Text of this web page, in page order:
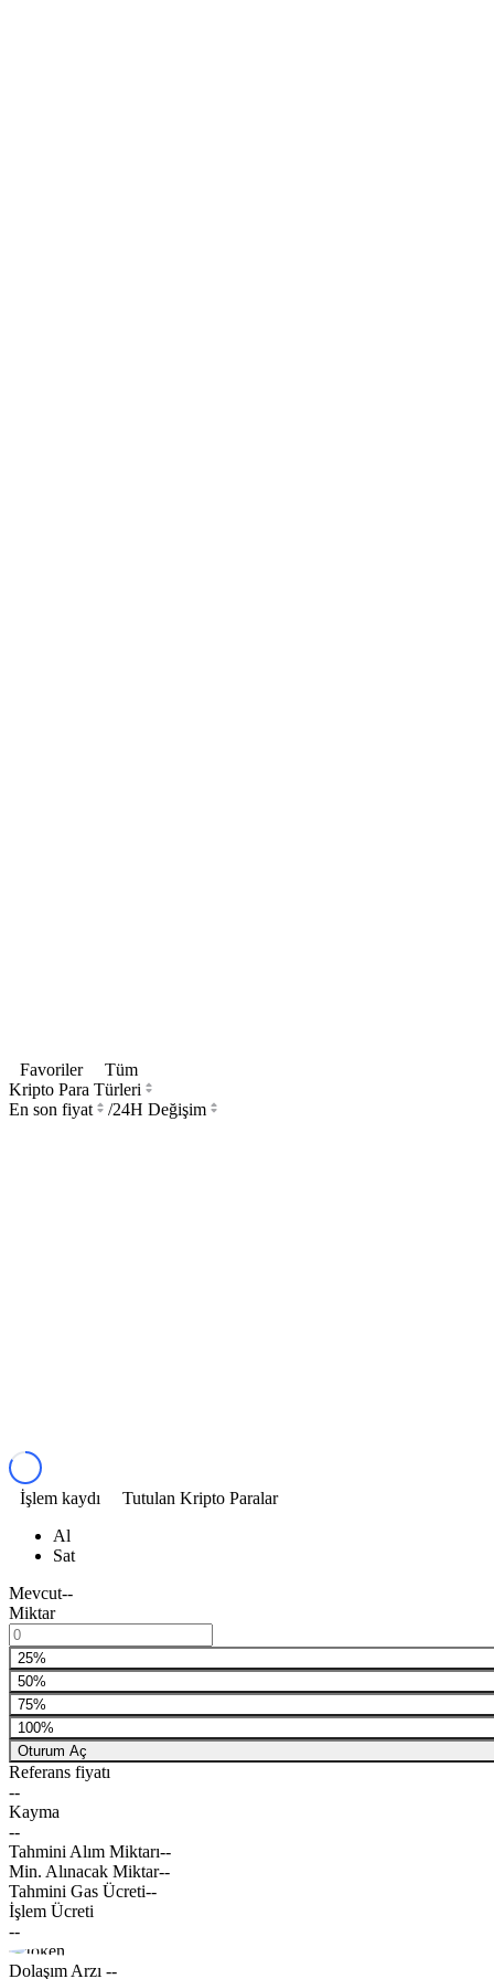
Favoriler
Tüm
Kripto Para Türleri
En son fiyat
/24H Değişim
İşlem kaydı
Tutulan Kripto Paralar
Al
Sat
Mevcut--
Miktar
25%
50%
75%
100%
Oturum Aç
Referans fiyatı
--
Kayma
--
Tahmini Alım Miktarı--
Min. Alınacak Miktar--
Tahmini Gas Ücreti--
İşlem Ücreti
--
Dolaşım Arzı --